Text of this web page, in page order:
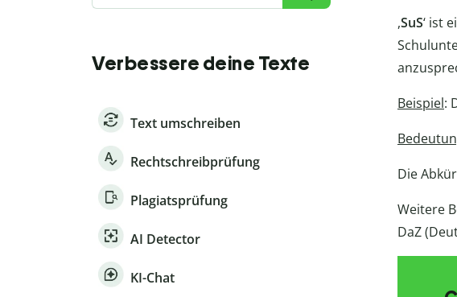
Verbessere deine Texte
Text umschreiben
Rechtschreibprüfung
Plagiatsprüfung
AI Detector
KI-Chat
,SuS‘ ist
Beispiel:
Die
Weitere
DaZ